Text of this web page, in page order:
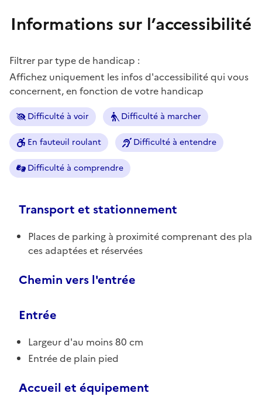
Informations sur l’accessibilité
Filtrer par type de handicap :
Affichez uniquement les infos d'accessibilité qui vous
concernent, en fonction de votre handicap
Difficulté à voir Difficulté à marcher
En fauteuil roulant Difficulté à entendre
Difficulté à comprendre
Transport et stationnement
Places de parking à proximité comprenant des pla
ces adaptées et réservées
Chemin vers l'entrée
Entrée
Largeur d'au moins 80 cm
Entrée de plain pied
Accueil et équipement